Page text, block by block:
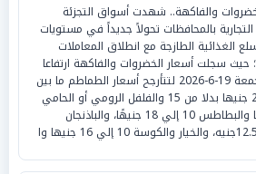
والفاكهة.. شهدت أسواق التجزئة
التجارية بالمحافظات تحولاً جديداً في مستويات
الغذائية الطازجة مع انطلاق المعاملات
حيث سجلت أسعار الخضروات والفاكهة ارتفاعا
اليوم الجمعة 19-6-2026 لتتأرجح أسعار الطماطم ما بين
5 إلى 20 جنيها بدلا من 15 والفلفل الرومي أو الحامي
30 جنيها والبطاطس 10 إلي 18 جنيهًا، والباذنجان